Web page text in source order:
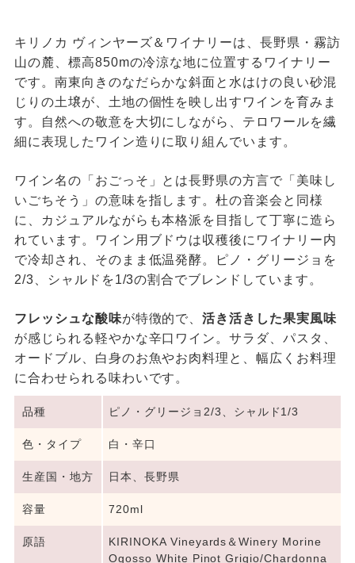
キリノカ ヴィンヤーズ＆ワイナリーは、長野県・霧訪
山の麓、標高850mの冷涼な地に位置するワイナリー
です。南東向きのなだらかな斜面と水はけの良い砂混
じりの土壌が、土地の個性を映し出すワインを育みま
す。自然への敬意を大切にしながら、テロワールを繊
細に表現したワイン造りに取り組んでいます。
ワイン名の「おごっそ」とは長野県の方言で「美味し
いごちそう」の意味を指します。杜の音楽会と同様
に、カジュアルながらも本格派を目指して丁寧に造ら
れています。ワイン用ブドウは収穫後にワイナリー内
で冷却され、そのまま低温発酵。ピノ・グリージョを
2/3、シャルドを1/3の割合でブレンドしています。
フレッシュな酸味が特徴的で、活き活きした果実風味
が感じられる軽やかな辛口ワイン。サラダ、パスタ、
オードブル、白身のお魚やお肉料理と、幅広くお料理
に合わせられる味わいです。
品種 ピノ・グリージョ2/3、シャルド1/3
色・タイプ 白・辛口
生産国・地方 日本、長野県
容量 720ml
原語
KIRINOKA Vineyards＆Winery Morine
Ogosso White Pinot Grigio/Chardonna